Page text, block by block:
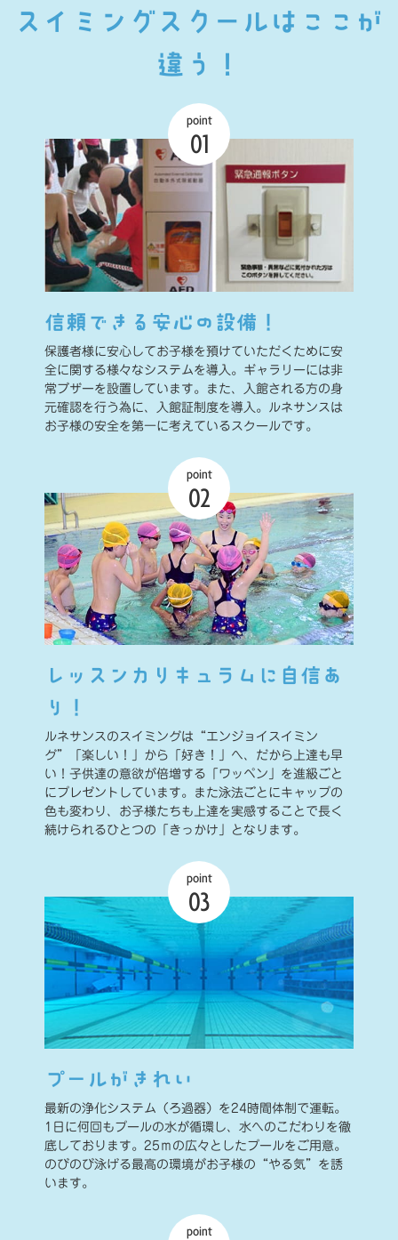
スイミングスクールはここが
違う！
信頼できる安心の設備！
保護者様に安心してお子様を預けていただくために安
全に関する様々なシステムを導入。ギャラリーには非
常ブザーを設置しています。また、入館される方の身
元確認を行う為に、入館証制度を導入。ルネサンスは
お子様の安全を第一に考えているスクールです。
point
01
レッスンカリキュラムに自信あ
り！
ルネサンスのスイミングは“エンジョイスイミン
グ”「楽しい！」から「好き！」へ、だから上達も早
い！子供達の意欲が倍増する「ワッペン」を進級ごと
にプレゼントしています。また泳法ごとにキャップの
色も変わり、お子様たちも上達を実感することで長く
続けられるひとつの「きっかけ」となります。
point
02
プールがきれい
最新の浄化システム（ろ過器）を24時間体制で運転。
1日に何回もプールの水が循環し、水へのこだわりを徹
底しております。25ｍの広々としたプールをご用意。
のびのび泳げる最高の環境がお子様の“やる気”を誘
います。
point
03
point